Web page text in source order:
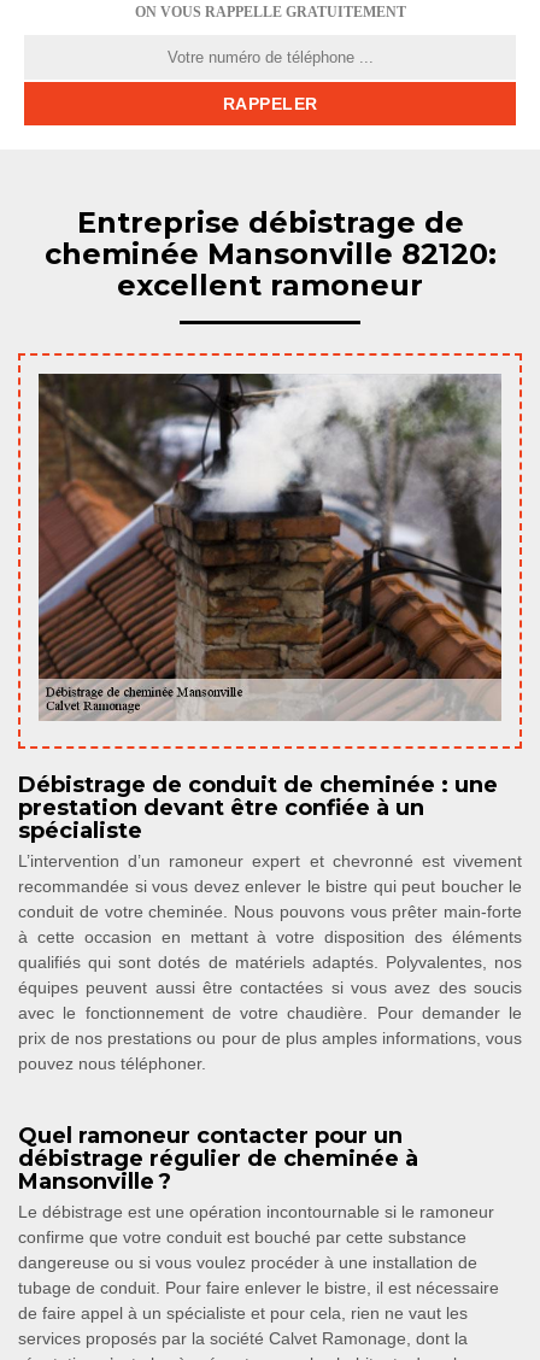
ON VOUS RAPPELLE GRATUITEMENT
Entreprise débistrage de
cheminée Mansonville 82120:
excellent ramoneur
Débistrage de conduit de cheminée : une
prestation devant être confiée à un
spécialiste
L’intervention d’un ramoneur expert et chevronné est vivement
recommandée si vous devez enlever le bistre qui peut boucher le
conduit de votre cheminée. Nous pouvons vous prêter main-forte
à cette occasion en mettant à votre disposition des éléments
qualifiés qui sont dotés de matériels adaptés. Polyvalentes, nos
équipes peuvent aussi être contactées si vous avez des soucis
avec le fonctionnement de votre chaudière. Pour demander le
prix de nos prestations ou pour de plus amples informations, vous
pouvez nous téléphoner.
Quel ramoneur contacter pour un
débistrage régulier de cheminée à
Mansonville ?
Le débistrage est une opération incontournable si le ramoneur
confirme que votre conduit est bouché par cette substance
dangereuse ou si vous voulez procéder à une installation de
tubage de conduit. Pour faire enlever le bistre, il est nécessaire
de faire appel à un spécialiste et pour cela, rien ne vaut les
services proposés par la société Calvet Ramonage, dont la